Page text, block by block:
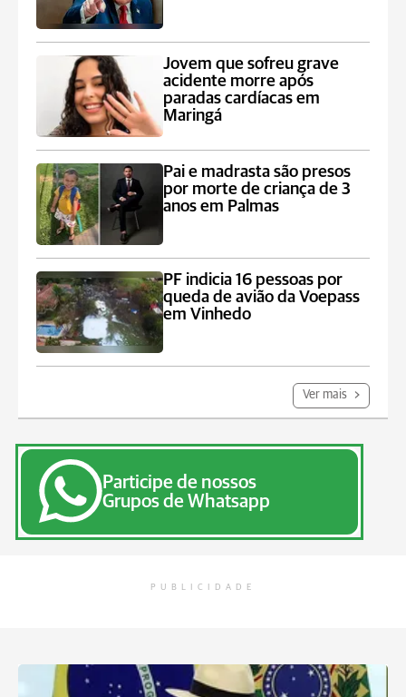
Jovem que sofreu grave
acidente morre após
paradas cardíacas em
Maringá
Pai e madrasta são presos
por morte de criança de 3
anos em Palmas
PF indicia 16 pessoas por
queda de avião da Voepass
em Vinhedo
Ver mais
Participe de nossos
Grupos de Whatsapp
PUBLICIDADE